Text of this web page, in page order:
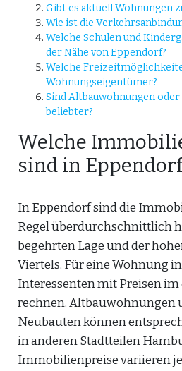
Gibt es aktuell Wohnungen
Wie ist die
Welche Schulen und
der Nähe von Eppendorf?
Welche
Wohnungseigentümer?
Sind Altbauwohnungen
beliebter?
Welche
sind in
In Eppendorf sind die
Regel überdurchschnittlich
begehrten Lage und der
Viertels. Für eine Wohnung
Interessenten mit Preisen
rechnen. Altbauwohnungen
Neubauten können
in anderen Stadtteilen
Immobilienpreise variieren je